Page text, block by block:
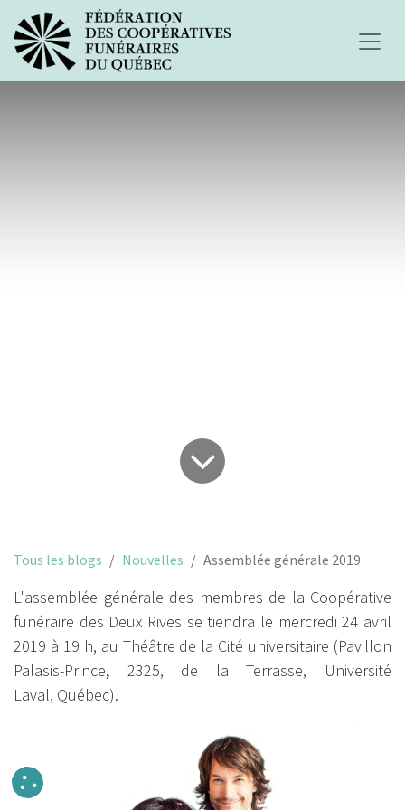
Tous les blogs Nouvelles Assemblée générale 2019
L'assemblée générale des membres de la Coopérative
funéraire des Deux Rives se tiendra le mercredi 24 avril
2019 à 19 h, au Théâtre de la Cité universitaire (Pavillon
Palasis-Prince, 2325, de la Terrasse, Université
Laval, Québec).